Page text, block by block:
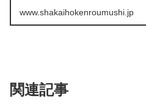
www.shakaihokenroumushi.jp
関連記事